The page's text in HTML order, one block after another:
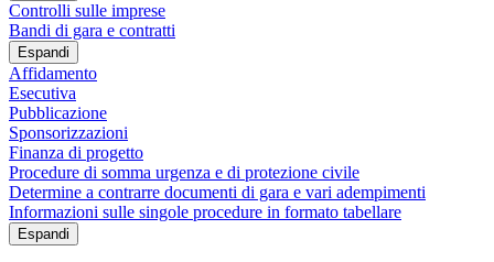
Controlli sulle imprese
Bandi di gara e contratti
Espandi
Affidamento
Esecutiva
Pubblicazione
Sponsorizzazioni
Finanza di progetto
Procedure di somma urgenza e di protezione civile
Determine a contrarre documenti di gara e vari adempimenti
Informazioni sulle singole procedure in formato tabellare
Espandi